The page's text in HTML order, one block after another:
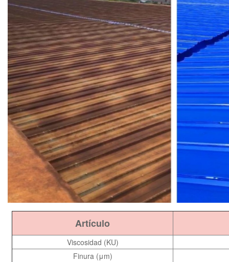
Artículo
Viscosidad (KU)
Finura (μm)